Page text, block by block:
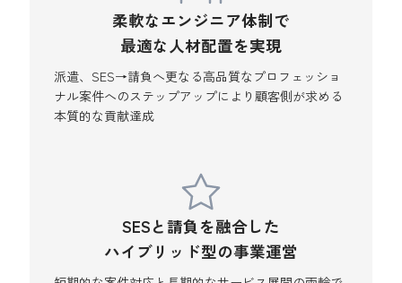
柔軟なエンジニア体制で
最適な人材配置を実現
派遣、SES→請負へ更なる高品質なプロフェッショ
ナル案件へのステップアップにより顧客側が求める
本質的な貢献達成
SESと請負を融合した
ハイブリッド型の事業運営